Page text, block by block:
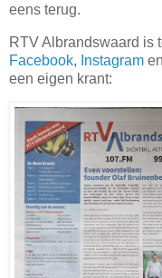
eens terug.
RTV Albrandswaard is
Facebook, Instagram en
een eigen krant: